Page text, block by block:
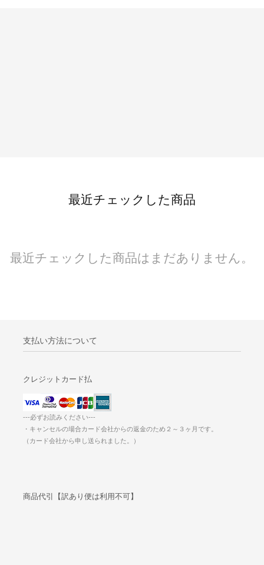
最近チェックした商品
最近チェックした商品はまだありません。
支払い方法について
クレジットカード払
---必ずお読みください---
・キャンセルの場合カード会社からの返金のため２～３ヶ月です。
（カード会社から申し送られました。）
商品代引【訳あり便は利用不可】